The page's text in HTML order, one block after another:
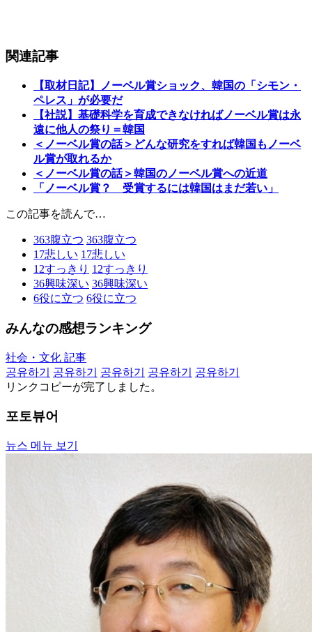
関連記事
【取材日記】ノーベル賞ショック、韓国の「シモン・
ペレス」が必要だ
【社説】基礎科学を育成できなければノーベル賞は永
遠に他人の祭り＝韓国
＜ノーベル賞の話＞どんな研究をすれば韓国もノーベ
ル賞が取れるか
＜ノーベル賞の話＞韓国のノーベル賞への近道
「ノーベル賞？ 受賞するには韓国はまだ若い」
この記事を読んで…
363腹立つ 363腹立つ
17悲しい 17悲しい
12すっきり 12すっきり
36興味深い 36興味深い
6役に立つ 6役に立つ
みんなの感想ランキング
社会・文化 記事
공유하기
공유하기 공유하기 공유하기
공유하기
リンクコピーが完了しました。
포토뷰어
뉴스 메뉴 보기